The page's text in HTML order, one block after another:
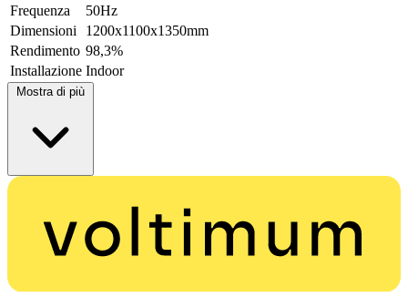
Frequenza
50Hz
Dimensioni
1200x1100x1350mm
Rendimento 98,3%
Installazione Indoor
Mostra di più